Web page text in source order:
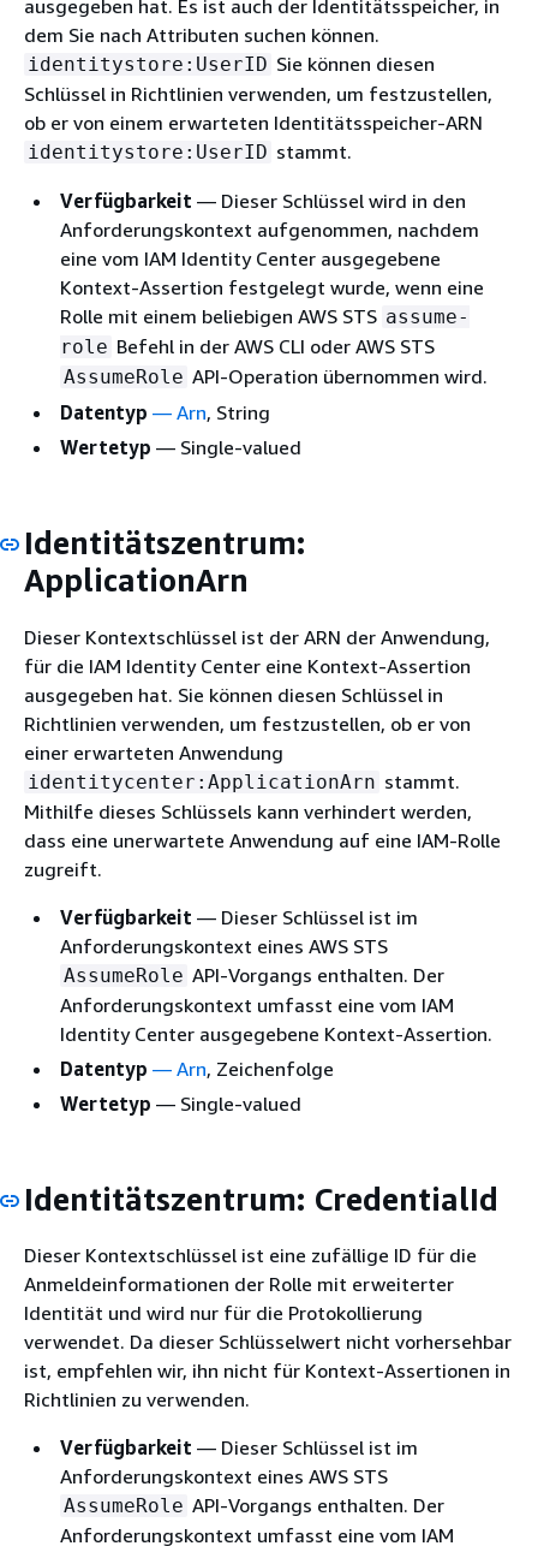
ausgegeben hat. Es ist auch der Identitätsspeicher, in
dem Sie nach Attributen suchen können.
identitystore:UserID Sie können diesen
Schlüssel in Richtlinien verwenden, um festzustellen,
ob er von einem erwarteten Identitätsspeicher-ARN
identitystore:UserID stammt.
Verfügbarkeit — Dieser Schlüssel wird in den
Anforderungskontext aufgenommen, nachdem
eine vom IAM Identity Center ausgegebene
Kontext-Assertion festgelegt wurde, wenn eine
Rolle mit einem beliebigen AWS STS assume-
role Befehl in der AWS CLI oder AWS STS
AssumeRole API-Operation übernommen wird.
Datentyp — Arn, String
Wertetyp — Single-valued
Identitätszentrum:
ApplicationArn
Dieser Kontextschlüssel ist der ARN der Anwendung,
für die IAM Identity Center eine Kontext-Assertion
ausgegeben hat. Sie können diesen Schlüssel in
Richtlinien verwenden, um festzustellen, ob er von
einer erwarteten Anwendung
identitycenter:ApplicationArn stammt.
Mithilfe dieses Schlüssels kann verhindert werden,
dass eine unerwartete Anwendung auf eine IAM-Rolle
zugreift.
Verfügbarkeit — Dieser Schlüssel ist im
Anforderungskontext eines AWS STS
AssumeRole API-Vorgangs enthalten. Der
Anforderungskontext umfasst eine vom IAM
Identity Center ausgegebene Kontext-Assertion.
Datentyp — Arn, Zeichenfolge
Wertetyp — Single-valued
Identitätszentrum: CredentialId
Dieser Kontextschlüssel ist eine zufällige ID für die
Anmeldeinformationen der Rolle mit erweiterter
Identität und wird nur für die Protokollierung
verwendet. Da dieser Schlüsselwert nicht vorhersehbar
ist, empfehlen wir, ihn nicht für Kontext-Assertionen in
Richtlinien zu verwenden.
Verfügbarkeit — Dieser Schlüssel ist im
Anforderungskontext eines AWS STS
AssumeRole API-Vorgangs enthalten. Der
Anforderungskontext umfasst eine vom IAM